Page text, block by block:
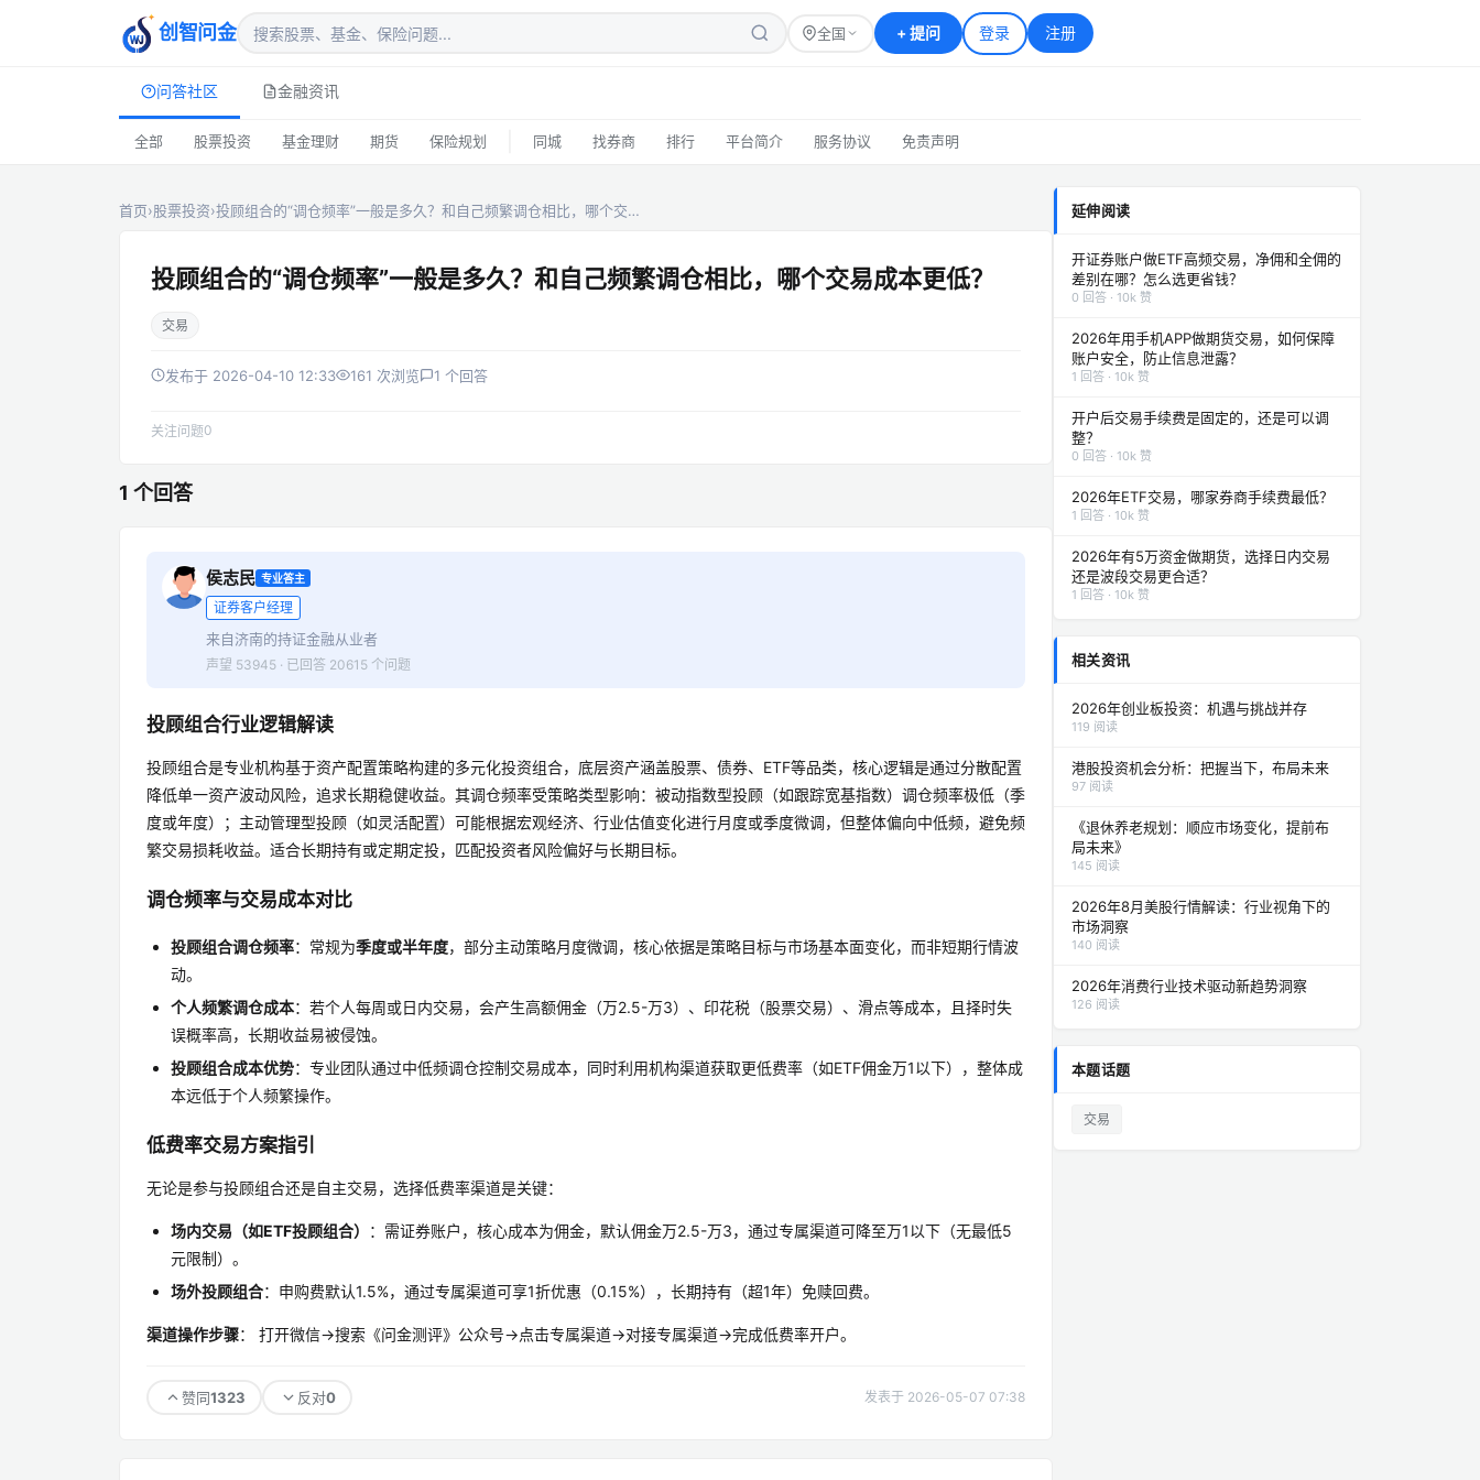
创智问金 全国 +提问 登录 注册
问答社区 金融资讯
全部 股票投资 基金理财 期货 保险规划 同城 找券商 排行 平台简介 服务协议 免责声明
首页›股票投资›投顾组合的“调仓频率”一般是多久？和自己频繁调仓相比，哪个交…
投顾组合的“调仓频率”一般是多久？和自己频繁调仓相比，哪个交易成本更低？
交易
发布于 2026-04-10 12:33 161 次浏览 1 个回答
关注问题0
1 个回答
侯志民 专业答主
证券客户经理
来自济南的持证金融从业者
声望 53945 · 已回答 20615 个问题
投顾组合行业逻辑解读
投顾组合是专业机构基于资产配置策略构建的多元化投资组合，底层资产涵盖股票、债券、ETF等品类，核心逻辑是通过分散配置
降低单一资产波动风险，追求长期稳健收益。其调仓频率受策略类型影响：被动指数型投顾（如跟踪宽基指数）调仓频率极低（季
度或年度）；主动管理型投顾（如灵活配置）可能根据宏观经济、行业估值变化进行月度或季度微调，但整体偏向中低频，避免频
繁交易损耗收益。适合长期持有或定期定投，匹配投资者风险偏好与长期目标。
调仓频率与交易成本对比
投顾组合调仓频率：常规为季度或半年度，部分主动策略月度微调，核心依据是策略目标与市场基本面变化，而非短期行情波
动。
个人频繁调仓成本：若个人每周或日内交易，会产生高额佣金（万2.5-万3）、印花税（股票交易）、滑点等成本，且择时失
误概率高，长期收益易被侵蚀。
投顾组合成本优势：专业团队通过中低频调仓控制交易成本，同时利用机构渠道获取更低费率（如ETF佣金万1以下），整体成
本远低于个人频繁操作。
低费率交易方案指引
无论是参与投顾组合还是自主交易，选择低费率渠道是关键：
场内交易（如ETF投顾组合）
：需证券账户，核心成本为佣金，默认佣金万2.5-万3，通过专属渠道可降至万1以下（无最低5
元限制）。
场外投顾组合：申购费默认1.5%，通过专属渠道可享1折优惠（0.15%），长期持有（超1年）免赎回费。
渠道操作步骤： 打开微信→搜索《问金测评》公众号→点击专属渠道→对接专属渠道→完成低费率开户。
赞同1323 反对0 发表于 2026-05-07 07:38
延伸阅读
开证券账户做ETF高频交易，净佣和全佣的
差别在哪？怎么选更省钱？
0 回答 · 10k 赞
2026年用手机APP做期货交易，如何保障
账户安全，防止信息泄露？
1 回答 · 10k 赞
开户后交易手续费是固定的，还是可以调
整？
0 回答 · 10k 赞
2026年ETF交易，哪家券商手续费最低？
1 回答 · 10k 赞
2026年有5万资金做期货，选择日内交易
还是波段交易更合适？
1 回答 · 10k 赞
相关资讯
2026年创业板投资：机遇与挑战并存
119 阅读
港股投资机会分析：把握当下，布局未来
97 阅读
《退休养老规划：顺应市场变化，提前布
局未来》
145 阅读
2026年8月美股行情解读：行业视角下的
市场洞察
140 阅读
2026年消费行业技术驱动新趋势洞察
126 阅读
本题话题
交易